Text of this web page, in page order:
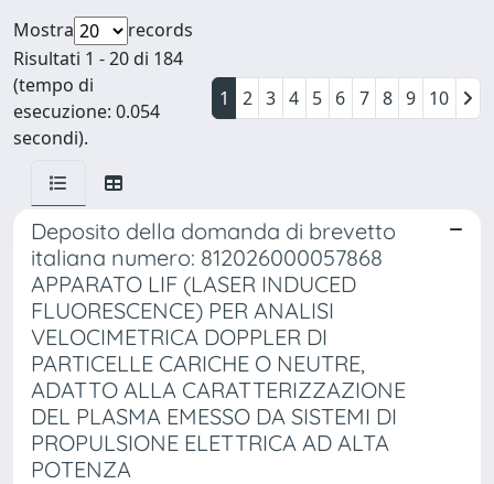
Mostra
records
Risultati 1 - 20 di 184
(tempo di
esecuzione: 0.054
secondi).
1 2 3 4 5 6 7 8 9 10
Deposito della domanda di brevetto
italiana numero: 812026000057868
APPARATO LIF (LASER INDUCED
FLUORESCENCE) PER ANALISI
VELOCIMETRICA DOPPLER DI
PARTICELLE CARICHE O NEUTRE,
ADATTO ALLA CARATTERIZZAZIONE
DEL PLASMA EMESSO DA SISTEMI DI
PROPULSIONE ELETTRICA AD ALTA
POTENZA